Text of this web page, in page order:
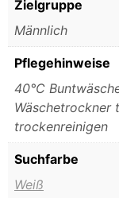
Zielgruppe
Männlich
Pflegehinweise
40°C
Wäschetrockner
trockenreinigen
Suchfarbe
Weiß